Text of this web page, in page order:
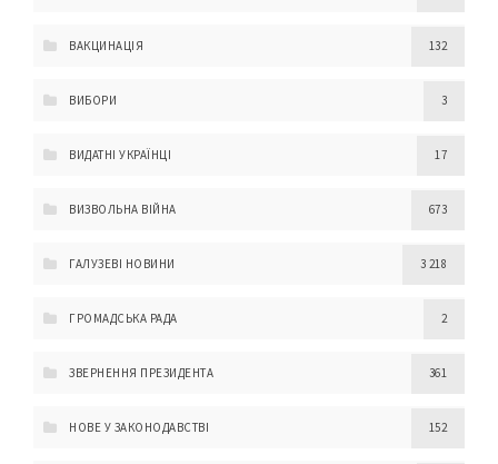
ВАКЦИНАЦІЯ 132
ВИБОРИ 3
ВИДАТНІ УКРАЇНЦІ 17
ВИЗВОЛЬНА ВІЙНА 673
ГАЛУЗЕВІ НОВИНИ 3 218
ГРОМАДСЬКА РАДА 2
ЗВЕРНЕННЯ ПРЕЗИДЕНТА 361
НОВЕ У ЗАКОНОДАВСТВІ 152